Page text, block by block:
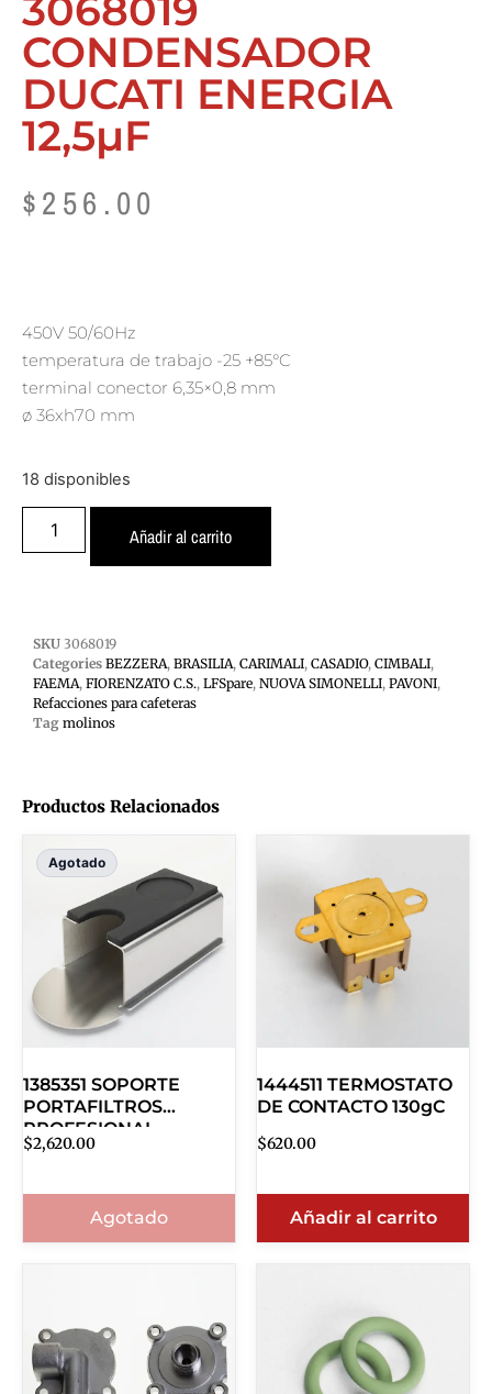
3068019
CONDENSADOR
DUCATI ENERGIA
12,5µF
$256.00
450V 50/60Hz
temperatura de trabajo -25 +85°C
terminal conector 6,35×0,8 mm
ø 36xh70 mm
18 disponibles
Añadir al carrito
SKU 3068019
Categories BEZZERA, BRASILIA, CARIMALI, CASADIO, CIMBALI,
FAEMA, FIORENZATO C.S., LFSpare, NUOVA SIMONELLI, PAVONI,
Refacciones para cafeteras
Tag molinos
Productos Relacionados
Agotado
1385351 SOPORTE
PORTAFILTROS
PROFESIONAL
$2,620.00
Agotado
1444511 TERMOSTATO
DE CONTACTO 130gC
$620.00
Añadir al carrito